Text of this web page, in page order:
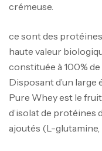
crémeuse.
ce sont des
haute valeur
constituée à 100%
Disposant d’un large
Pure Whey est le
d’isolat de protéines
ajoutés (L-